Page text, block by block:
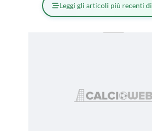
Leggi gli articoli più recenti di